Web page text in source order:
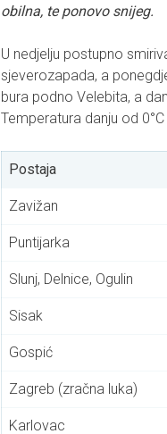
obilna, te ponovo snijeg.
U nedjelju postupno
sjeverozapada, a
bura podno Velebita, a
Temperatura danju od
Postaja
Zavižan
Puntijarka
Slunj, Delnice, Ogulin
Sisak
Gospić
Zagreb (zračna luka)
Karlovac